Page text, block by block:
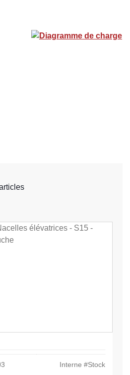
Diagramme de charge
Interne #Stock